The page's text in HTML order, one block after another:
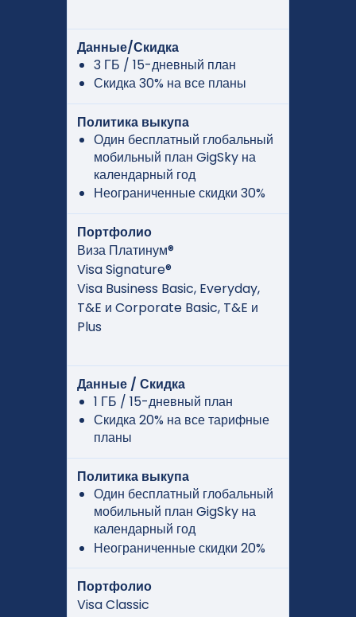
Данные/Скидка
3 ГБ / 15-дневный план
Скидка 30% на все планы
Политика выкупа
Один бесплатный глобальный
мобильный план GigSky на
календарный год
Неограниченные скидки 30%
Портфолио
Виза Платинум®
Visa Signature®
Visa Business Basic, Everyday,
T&E и Corporate Basic, T&E и
Plus
Данные / Скидка
1 ГБ / 15-дневный план
Скидка 20% на все тарифные
планы
Политика выкупа
Один бесплатный глобальный
мобильный план GigSky на
календарный год
Неограниченные скидки 20%
Портфолио
Visa Classic